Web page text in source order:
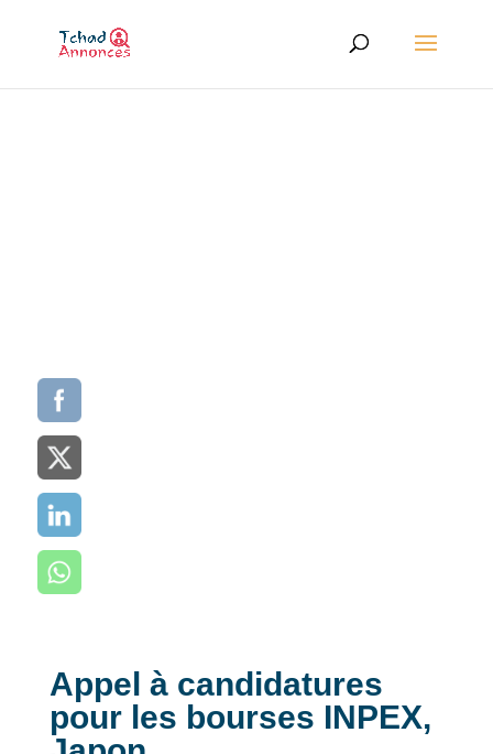
Appel à candidatures
pour les bourses INPEX,